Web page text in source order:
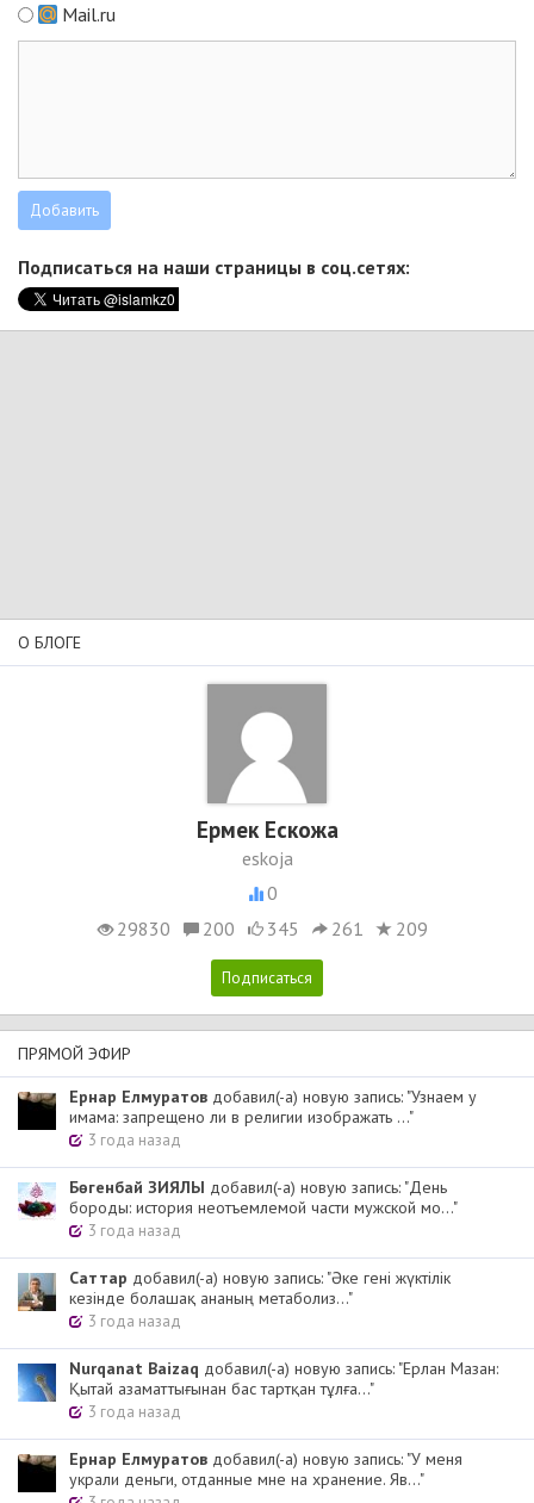
Mail.ru
Подписаться на наши страницы в соц.сетях:
О БЛОГЕ
Ермек Ескожа
eskoja
0
29830
200 345 261 209
ПРЯМОЙ ЭФИР
Ернар Елмуратов добавил(-а) новую запись: "Узнаем у
имама: запрещено ли в религии изображать ..."
3 года назад
Бөгенбай ЗИЯЛЫ добавил(-а) новую запись: "День
бороды: история неотъемлемой части мужской мо..."
3 года назад
Cаттар добавил(-а) новую запись: "Әке гені жүктілік
кезінде болашақ ананың метаболиз..."
3 года назад
Nurqanat Baizaq добавил(-а) новую запись: "Ерлан Мазан:
Қытай азаматтығынан бас тартқан тұлға..."
3 года назад
Ернар Елмуратов добавил(-а) новую запись: "У меня
украли деньги, отданные мне на хранение. Яв..."